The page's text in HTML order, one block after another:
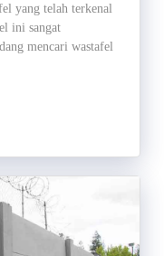
yang telah terkenal
ini sangat
mencari wastafel